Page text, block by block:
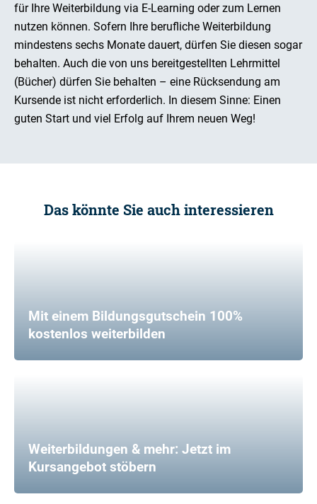
für Ihre Weiterbildung via E-Learning oder zum Lernen
nutzen können. Sofern Ihre berufliche Weiterbildung
mindestens sechs Monate dauert, dürfen Sie diesen sogar
behalten. Auch die von uns bereitgestellten Lehrmittel
(Bücher) dürfen Sie behalten – eine Rücksendung am
Kursende ist nicht erforderlich. In diesem Sinne: Einen
guten Start und viel Erfolg auf Ihrem neuen Weg!
Das könnte Sie auch interessieren
Mit einem Bildungsgutschein 100%
kostenlos weiterbilden
Weiterbildungen & mehr: Jetzt im
Kursangebot stöbern